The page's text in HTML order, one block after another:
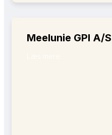
Meelunie GPI A/S